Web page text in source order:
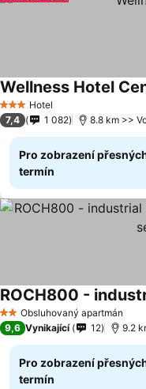
3 Počet hvězdiček
Hotel
Wellness Hotel
7,4 1 082 8.8 km >>
Pro zobrazení
termín
2 Počet hvězdiček
Obsluhovaný apartmán
9,6 Vynikající 12 9.2
Pro zobrazení
termín